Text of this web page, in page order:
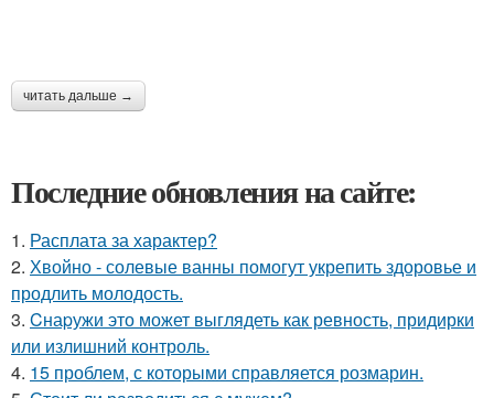
читать дальше →
Последние обновления на сайте:
1. Расплата за характер?
2. Хвойно - солевые ванны помогут укрепить здоровье и
продлить молодость.
3. Cнаpужи это может выглядеть как ревность, придирки
или излишний контроль.
4. 15 проблем, с которыми справляется розмарин.